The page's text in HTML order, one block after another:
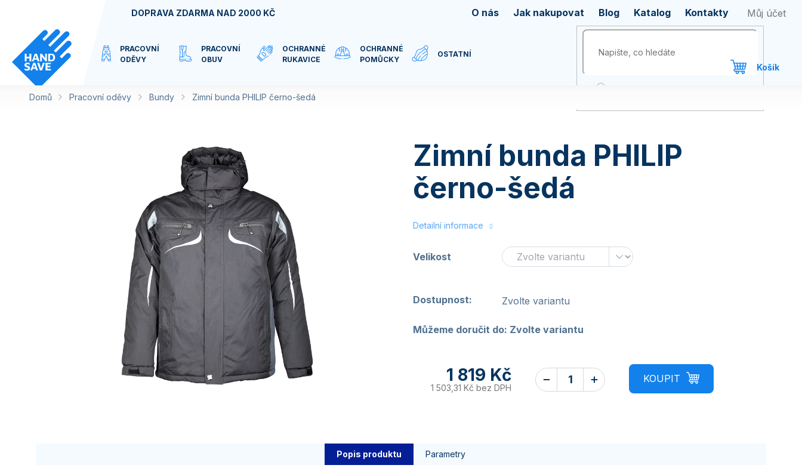
DOPRAVA ZDARMA NAD 2000 KČ O nás Jak nakupovat Blog Katalog Kontakty
PRACOVNÍ
ODĚVY
PRACOVNÍ
OBUV
OCHRANNÉ
RUKAVICE
OCHRANNÉ
POMŮCKY
OSTATNÍ
VIRTUÁLNÍ
Domů Pracovní oděvy Bundy Zimní bunda PHILIP černo-šedá
Zimní bunda PHILIP
černo-šedá
Detailní informace
Velikost
Dostupnost: Zvolte variantu
Můžeme doručit do: Zvolte variantu
1 819 Kč
1 503,31 Kč bez DPH
Popis produktu Parametry